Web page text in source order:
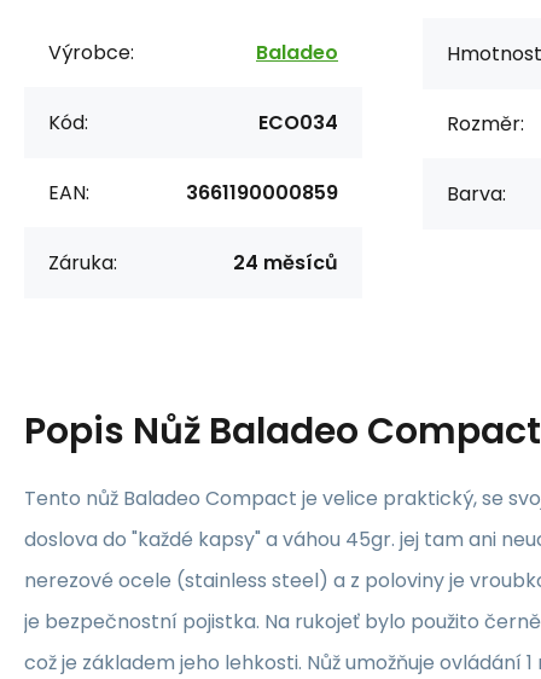
Výrobce: Baladeo
Kód: ECO034
EAN: 3661190000859
Záruka: 24 měsíců
Rozměr:
Barva:
Popis Nůž Baladeo Compact
Tento nůž Baladeo Compact je velice praktický, se
doslova do "každé kapsy" a váhou 45gr. jej tam ani
nerezové ocele (stainless steel) a z poloviny je
je bezpečnostní pojistka. Na rukojeť bylo použito
což je základem jeho lehkosti. Nůž umožňuje ovládání 1